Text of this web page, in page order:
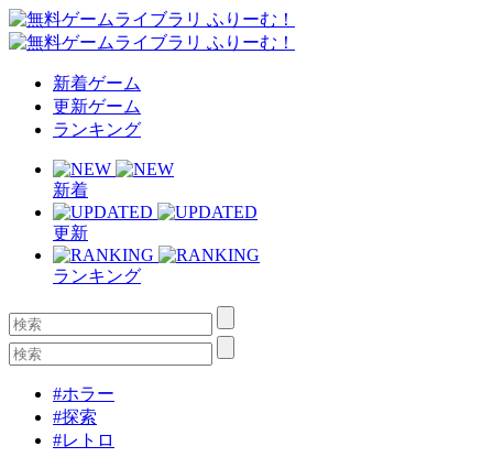
新着ゲーム
更新ゲーム
ランキング
新着
更新
ランキング
#ホラー
#探索
#レトロ